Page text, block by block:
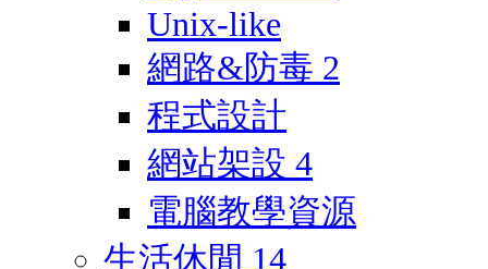
Unix-like
網路&防毒 2
程式設計
網站架設 4
電腦教學資源
生活休閒 14